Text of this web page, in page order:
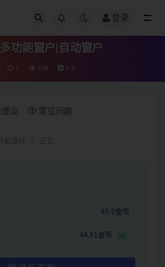
登录
功能窗户|自动窗户
1 168 9.9
建议 常见问题
49.9金币
44.91金币 9折